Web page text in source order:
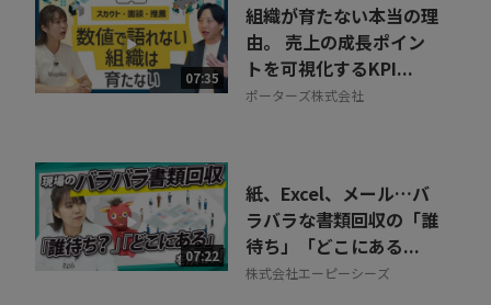
07:35
組織が育たない本当の理
由。 売上の成長ポイン
トを可視化するKPI...
ポーターズ株式会社
07:22
紙、Excel、メール…バ
ラバラな書類回収の「誰
待ち」「どこにある...
株式会社エーピーシーズ